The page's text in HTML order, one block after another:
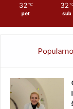
32 ℃
pet
32
sub
Popularno